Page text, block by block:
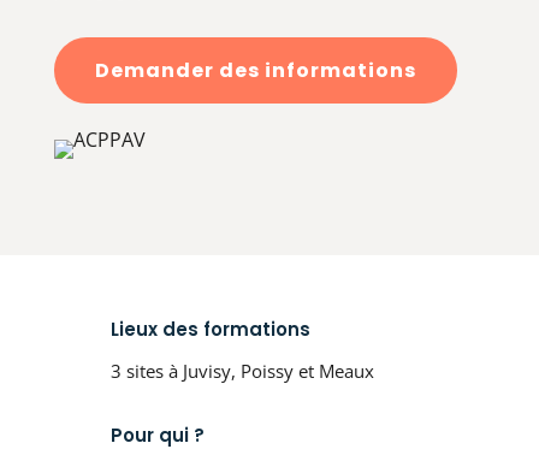
Demander des informations
Lieux des formations
3 sites à Juvisy, Poissy et Meaux
Pour qui ?